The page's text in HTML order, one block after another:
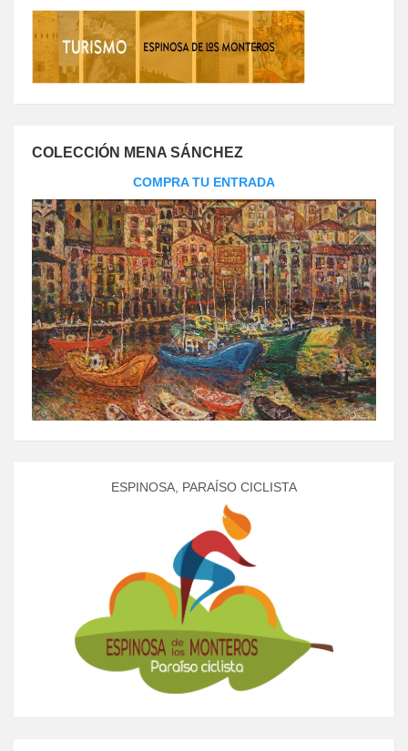
COLECCIÓN MENA SÁNCHEZ
COMPRA TU ENTRADA
ESPINOSA, PARAÍSO CICLISTA